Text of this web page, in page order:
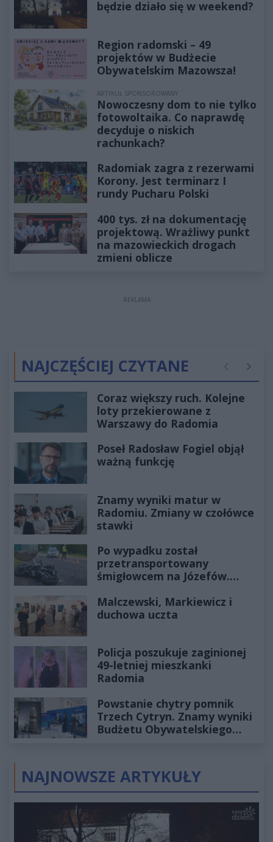
będzie działo się w weekend?
Region radomski – 49
projektów w Budżecie
Obywatelskim Mazowsza!
ARTYKUŁ SPONSOROWANY
Nowoczesny dom to nie tylko
fotowoltaika. Co naprawdę
decyduje o niskich
rachunkach?
Radomiak zagra z rezerwami
Korony. Jest terminarz I
rundy Pucharu Polski
400 tys. zł na dokumentację
projektową. Wrażliwy punkt
na mazowieckich drogach
zmieni oblicze
REKLAMA
NAJCZĘŚCIEJ CZYTANE Poprzednie
Coraz większy ruch. Kolejne
loty przekierowane z
Warszawy do Radomia
Poseł Radosław Fogiel objął
ważną funkcję
Znamy wyniki matur w
Radomiu. Zmiany w czołówce
stawki
Po wypadku został
przetransportowany
śmigłowcem na Józefów.
Malczewski, Markiewicz i
duchowa uczta
Policja poszukuje zaginionej
49-letniej mieszkanki
Radomia
Powstanie chytry pomnik
Trzech Cytryn. Znamy wyniki
Budżetu Obywatelskiego
NAJNOWSZE ARTYKUŁY